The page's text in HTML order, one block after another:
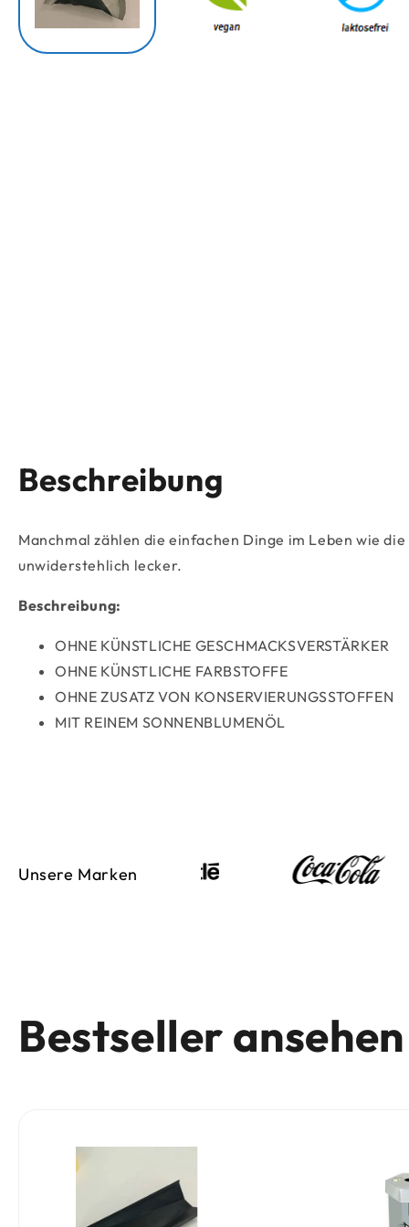
Beschreibung
Manchmal zählen die einfachen Dinge im Leben wie
unwiderstehlich lecker.
Beschreibung:
OHNE KÜNSTLICHE GESCHMACKSVERSTÄRKER
OHNE KÜNSTLICHE FARBSTOFFE
OHNE ZUSATZ VON KONSERVIERUNGSSTOFFEN
MIT REINEM SONNENBLUMENÖL
Unsere Marken
Bestseller ansehen